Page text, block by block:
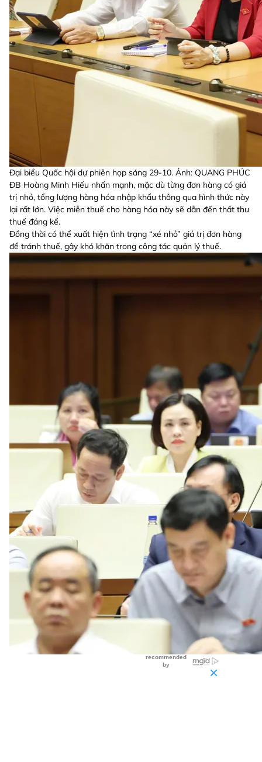
Đại biểu Quốc hội dự phiên họp sáng 29-10. Ảnh: QUANG PHÚC
ĐB Hoàng Minh Hiếu nhấn mạnh, mặc dù từng đơn hàng có giá
trị nhỏ, tổng lượng hàng hóa nhập khẩu thông qua hình thức này
lại rất lớn. Việc miễn thuế cho hàng hóa này sẽ dẫn đến thất thu
thuế đáng kể.
Đồng thời có thể xuất hiện tình trạng “xé nhỏ” giá trị đơn hàng
để tránh thuế, gây khó khăn trong công tác quản lý thuế.